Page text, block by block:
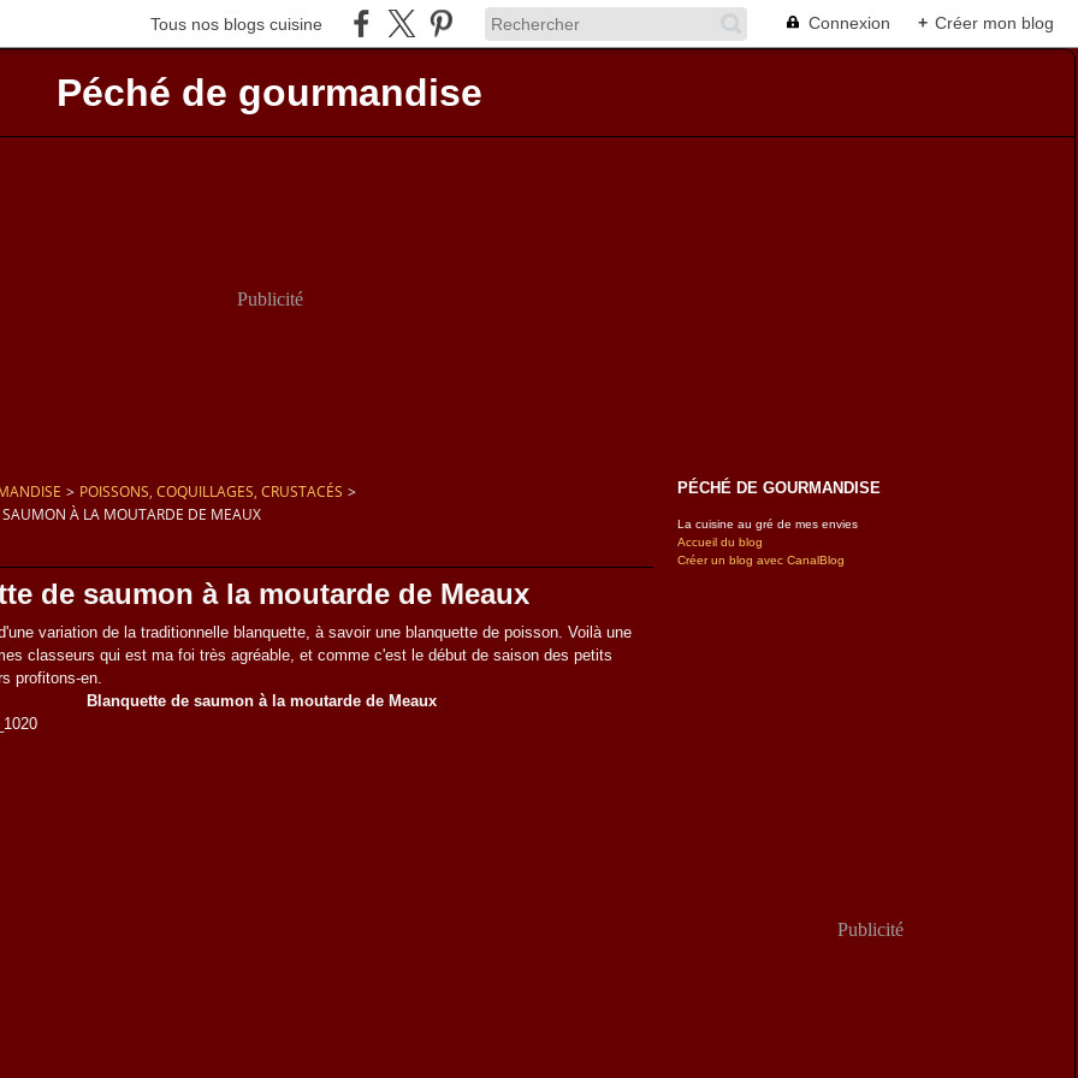
Tous nos blogs cuisine Connexion + Créer mon blog
Péché de gourmandise
Publicité
> POISSONS, COQUILLAGES, CRUSTACÉS >
À LA MOUTARDE DE MEAUX
de saumon à la moutarde de Meaux
variation de la traditionnelle blanquette, à savoir une blanquette de poisson. Voilà une
classeurs qui est ma foi très agréable, et comme c'est le début de saison des petits
profitons-en.
Blanquette de saumon à la moutarde de Meaux
PÉCHÉ DE GOURMANDISE
La cuisine au gré de mes envies
Accueil du blog
Créer un blog avec CanalBlog
Publicité